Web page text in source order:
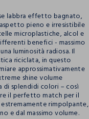
labbra effetto bagnato,
pieno e irresistibile
microplastiche, alcol e
benefici - massimo
luminosità radiosa. Il
riciclata, in questo
approssimativamente
shine volume
di splendidi colori – così
il perfetto match per il
rimpolpante,
e dal massimo volume.